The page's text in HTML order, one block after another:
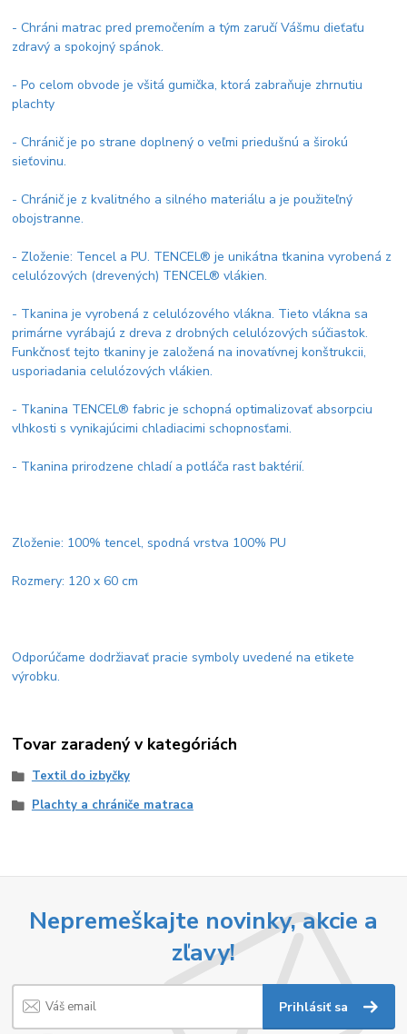
- Chráni matrac pred premočením a tým zaručí Vášmu dieťaťu
zdravý a spokojný spánok.
- Po celom obvode je všitá gumička, ktorá zabraňuje zhrnutiu
plachty
- Chránič je po strane doplnený o veľmi priedušnú a širokú
sieťovinu.
- Chránič je z kvalitného a silného materiálu a je použiteľný
obojstranne.
- Zloženie: Tencel a PU. TENCEL® je unikátna tkanina vyrobená z
celulózových (drevených) TENCEL® vlákien.
- Tkanina je vyrobená z celulózového vlákna. Tieto vlákna sa
primárne vyrábajú z dreva z drobných celulózových súčiastok.
Funkčnosť tejto tkaniny je založená na inovatívnej konštrukcii,
usporiadania celulózových vlákien.
- Tkanina TENCEL® fabric je schopná optimalizovať absorpciu
vlhkosti s vynikajúcimi chladiacimi schopnosťami.
- Tkanina prirodzene chladí a potláča rast baktérií.
Zloženie: 100% tencel, spodná vrstva 100% PU
Rozmery: 120 x 60 cm
Odporúčame dodržiavať pracie symboly uvedené na etikete
výrobku.
Tovar zaradený v kategóriách
Textil do izbyčky
Plachty a chrániče matraca
Nepremeškajte novinky, akcie a
zľavy!
Prihlásiť sa